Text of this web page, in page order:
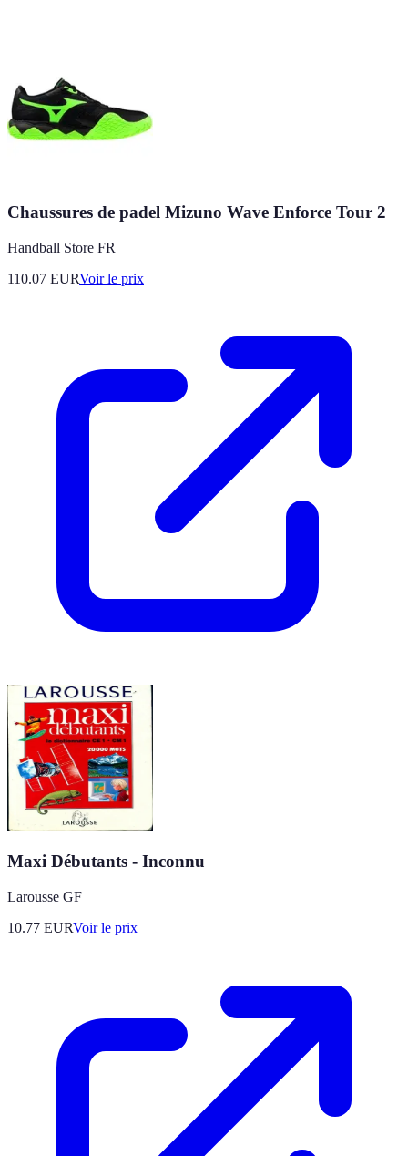
Chaussures de padel Mizuno Wave Enforce Tour 2
Handball Store FR
110.07 EURVoir le prix
Maxi Débutants - Inconnu
Larousse GF
10.77 EURVoir le prix